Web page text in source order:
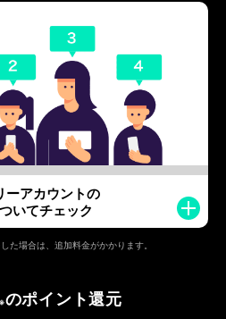
ーアカウントの
いてチェック
た場合は、追加料金がかかります。
※のポイント還元